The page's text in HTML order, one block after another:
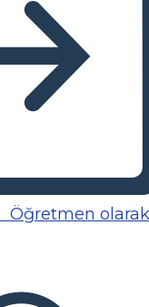
Öğretmen olarak